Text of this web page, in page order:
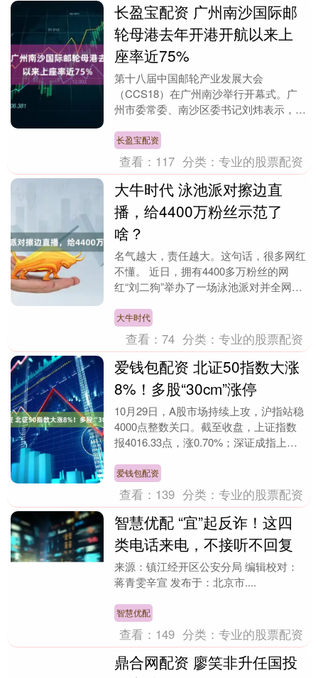
长盈宝配资 广州南沙国际邮
轮母港去年开港开航以来上
座率近75%
第十八届中国邮轮产业发展大会
（CCS18）在广州南沙举行开幕式。广
州市委常委、南沙区委书记刘炜表示，南
港综合体之一，港口自去....
长盈宝配资
查看： 117 分类：专业的股票配资
大牛时代 泳池派对擦边直
播，给4400万粉丝示范了
啥？
名气越大，责任越大。这句话，很多网红
不懂。 近日，拥有4400多万粉丝的网
红“刘二狗”举办了一场泳池派对并全网直
泳池里热气....
大牛时代
查看：74 分类：专业的股票配资
爱钱包配资 北证50指数大涨
8%！多股“30cm”涨停
10月29日，A股市场持续上攻，沪指站稳
4000点整数关口。截至收盘，上证指数
报4016.33点，涨0.70%；深证成指上涨
爱钱包配资
查看： 139 分类：专业的股票配资
智慧优配 “宜”起反诈！这四
类电话来电，不接听不回复
来源：镇江经开区公安分局 编辑校对：
蒋青雯辛宣 发布于：北京市....
智慧优配
查看： 149 分类：专业的股票配资
鼎合网配资 廖笑非升任国投